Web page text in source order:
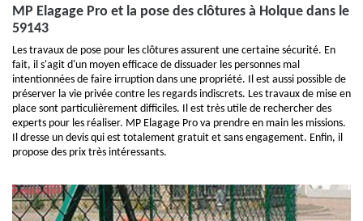
MP Elagage Pro et la pose des clôtures à Holque dans le
59143
Les travaux de pose pour les clôtures assurent une certaine sécurité. En
fait, il s'agit d'un moyen efficace de dissuader les personnes mal
intentionnées de faire irruption dans une propriété. Il est aussi possible de
préserver la vie privée contre les regards indiscrets. Les travaux de mise en
place sont particulièrement difficiles. Il est très utile de rechercher des
experts pour les réaliser. MP Elagage Pro va prendre en main les missions.
Il dresse un devis qui est totalement gratuit et sans engagement. Enfin, il
propose des prix très intéressants.